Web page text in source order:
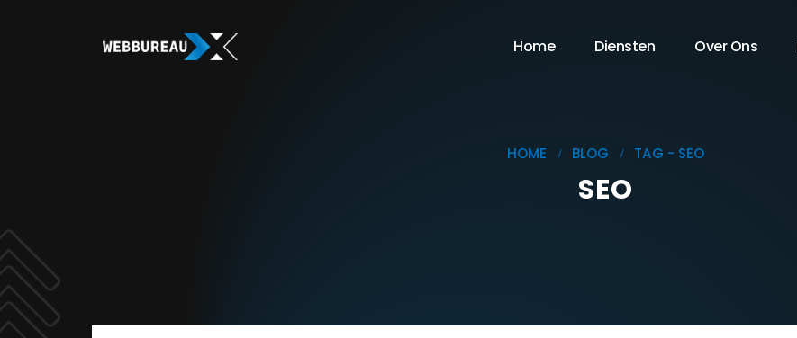
Home Diensten Over Ons
HOME BLOG TAG - SEO
SEO